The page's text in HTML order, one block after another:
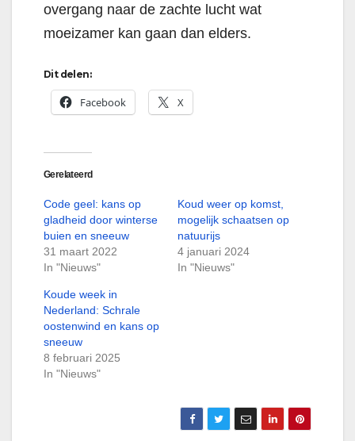
overgang naar de zachte lucht wat
moeizamer kan gaan dan elders.
Dit delen:
Facebook X
Gerelateerd
Code geel: kans op
gladheid door winterse
buien en sneeuw
31 maart 2022
In "Nieuws"
Koud weer op komst,
mogelijk schaatsen op
natuurijs
4 januari 2024
In "Nieuws"
Koude week in
Nederland: Schrale
oostenwind en kans op
sneeuw
8 februari 2025
In "Nieuws"